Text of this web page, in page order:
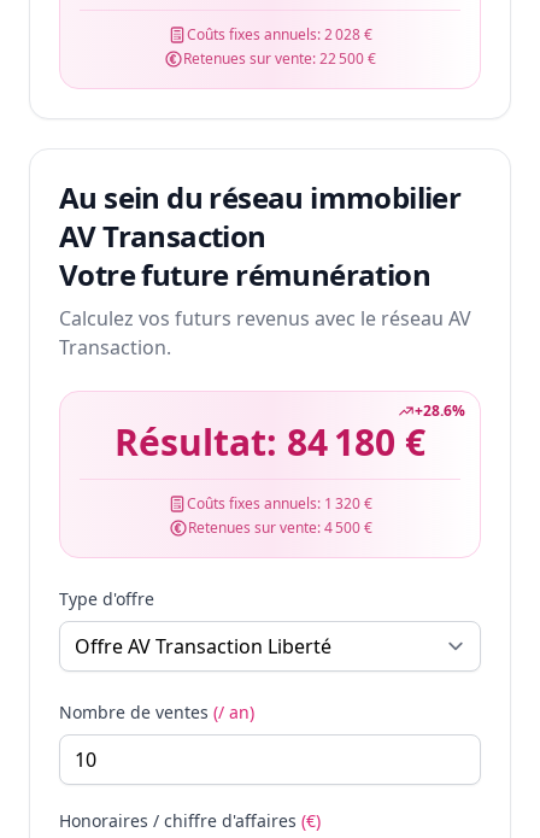
Coûts fixes annuels:2 028 €
Retenues sur vente:22 500 €
Au sein du réseau immobilier
AV Transaction
Votre future rémunération
Calculez vos futurs revenus avec le réseau AV
Transaction.
+28.6%
Résultat: 84 180 €
Coûts fixes annuels: 1 320 €
Retenues sur vente:4 500 €
Type d'offre
Nombre de ventes (/ an)
Honoraires / chiffre d'affaires (€)